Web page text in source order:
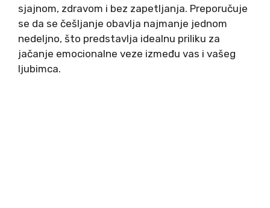
sjajnom, zdravom i bez zapetljanja. Preporučuje
se da se češljanje obavlja najmanje jednom
nedeljno, što predstavlja idealnu priliku za
jačanje emocionalne veze između vas i vašeg
ljubimca.